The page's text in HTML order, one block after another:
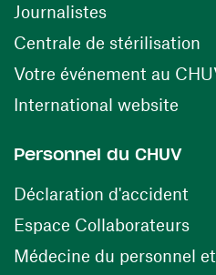
Journalistes
Centrale de stérilisation
Votre événement au
International website
Personnel du CHUV
Déclaration d'accident
Espace Collaborateurs
Médecine du personnel